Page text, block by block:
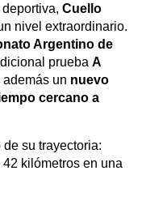
Cuello
nivel extraordinario.
Argentino de
prueba A
un nuevo
cercano a
su trayectoria:
kilómetros en una